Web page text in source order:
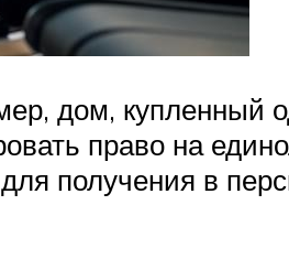
дом, купленный
право на
получения в